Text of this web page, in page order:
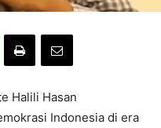
Halili Hasan
Indonesia di era